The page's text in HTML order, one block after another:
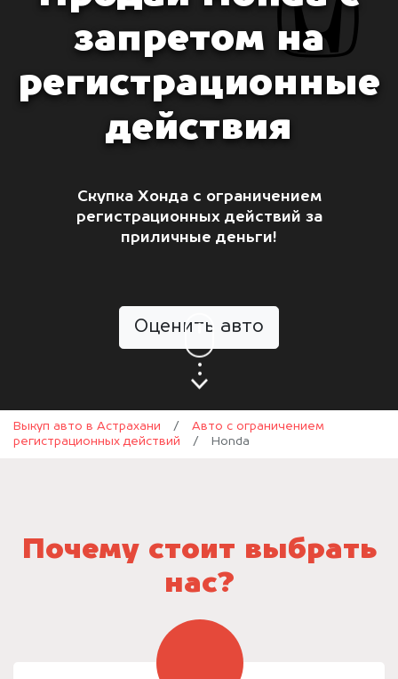
запретом на
регистрационные
действия
Скупка Хонда с ограничением
регистрационных действий за
приличные деньги!
Оценить авто
Выкуп авто в Астрахани /
Авто с ограничением
регистрационных действий
/ Honda
Почему стоит выбрать
нас?